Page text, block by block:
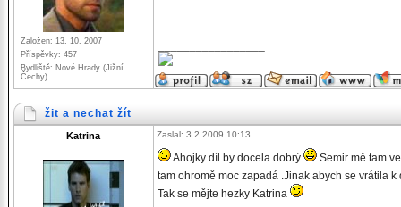
Založen: 13. 10. 2007
Příspěvky: 457
Bydliště: Nové Hrady (Jižní
Čechy)
žit a nechat žít
Katrina Zaslal: 3.2.2009 10:13
Ahojky díl by docela dobrý
Semir mě tam
tam ohromě moc zapadá .Jinak abych se vrátila
Tak se mějte hezky Katrina